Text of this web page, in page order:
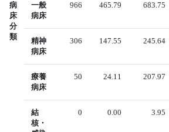
病
床
分
類
一般
病床
966 465.79 683.75
精神
病床
306 147.55 245.64
療養
病床
50 24.11 207.97
結
核・
0 0.00 3.95